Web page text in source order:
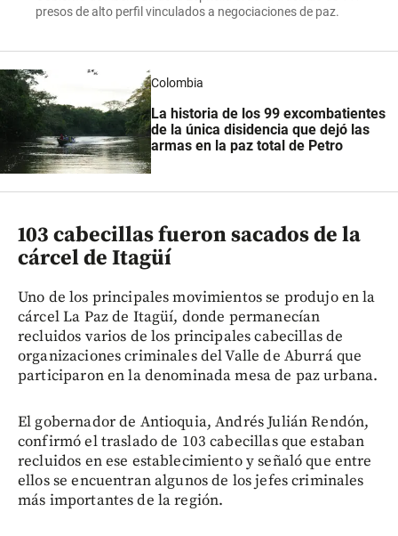
presos de alto perfil vinculados a negociaciones de paz.
Colombia
La historia de los 99 excombatientes
de la única disidencia que dejó las
armas en la paz total de Petro
103 cabecillas fueron sacados de la
cárcel de Itagüí
Uno de los principales movimientos se produjo en la
cárcel La Paz de Itagüí, donde permanecían
recluidos varios de los principales cabecillas de
organizaciones criminales del Valle de Aburrá que
participaron en la denominada mesa de paz urbana.
El gobernador de Antioquia, Andrés Julián Rendón,
confirmó el traslado de 103 cabecillas que estaban
recluidos en ese establecimiento y señaló que entre
ellos se encuentran algunos de los jefes criminales
más importantes de la región.